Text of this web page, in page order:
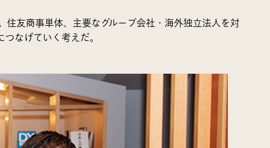
友商事単体、主要なグループ会社・海外独立法人を対
なげていく考えだ。